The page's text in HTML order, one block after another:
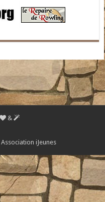
&
Association iJeunes